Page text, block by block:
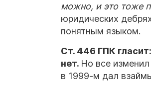
можно, и это тоже
юридических
понятным языком.
Ст. 446 ГПК
нет. Но все
в 1999-м дал